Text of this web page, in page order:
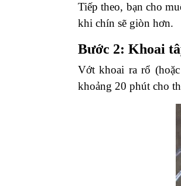
Tiếp theo, bạn cho
khi chín sẽ giòn hơn.
Bước 2: Khoai
Vớt khoai ra rổ
khoảng 20 phút cho